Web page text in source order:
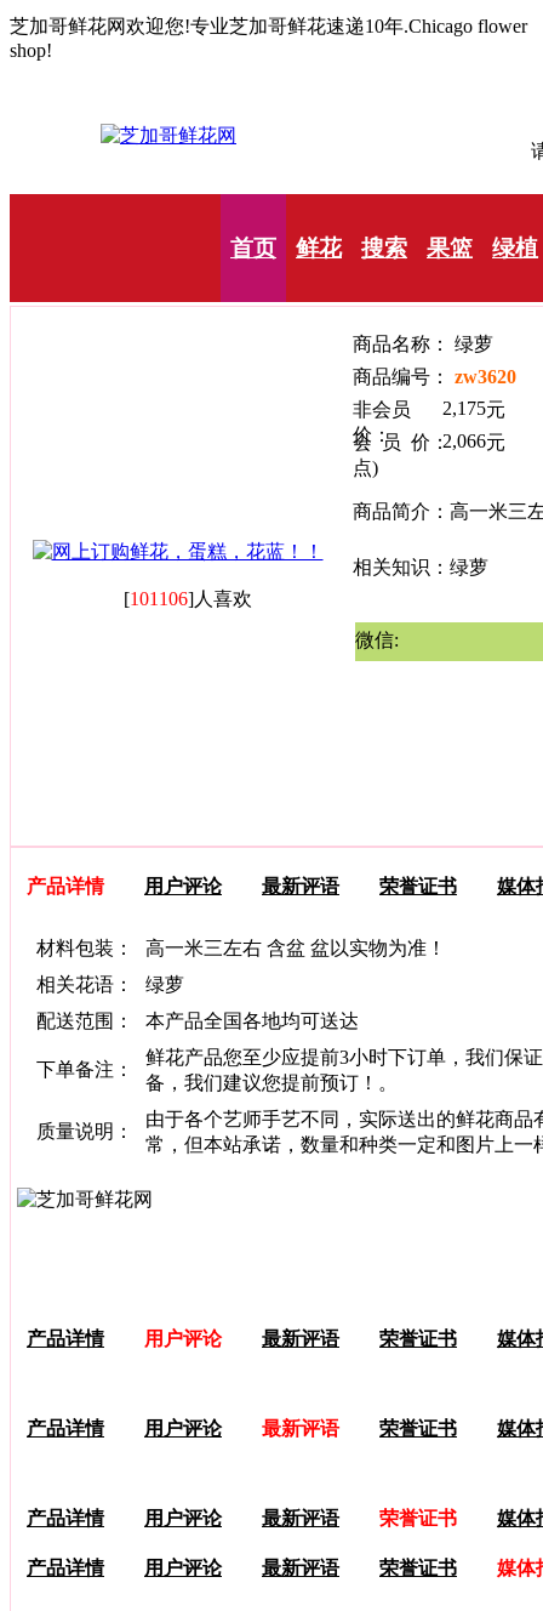
芝加哥鲜花网欢迎您!专业芝加哥鲜花速递10年.Chicago flower
shop!
首页 鲜花 搜索 果篮 绿植
[101106]人喜欢
商品名称：
商品编号： zw3620
非会员
价：
2,175
会 员 价：2,066
点)
商品简介：高一米三
相关知识：绿萝
微信:
产品详情 用户评论 最新评语 荣誉证书 媒体
材料包装：
高一米三左右 含盆 盆以实物为准！
相关花语：
绿萝
配送范围：
本产品全国各地均可送达
下单备注：
鲜花产品您至少应提前3小时下订单，我们保
备，我们建议您提前预订！。
质量说明：
由于各个艺师手艺不同，实际送出的鲜花商
常，但本站承诺，数量和种类一定和图片上一
产品详情 用户评论 最新评语 荣誉证书 媒体
产品详情 用户评论 最新评语 荣誉证书 媒体
产品详情 用户评论 最新评语 荣誉证书 媒体
产品详情 用户评论 最新评语 荣誉证书 媒体